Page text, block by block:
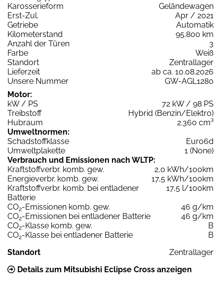
Karosserieform
Geländewagen
Erst-Zul.
Apr / 2021
Getriebe
Automatik
Kilometerstand
95.800 km
Anzahl der Türen
3
Farbe
Weiß
Standort
Zentrallager
Lieferzeit
ab ca. 10.08.2026
Unsere Nummer
GW-AGL1280
Motor:
kW / PS
72 kW / 98 PS
Treibstoff
Hybrid (Benzin/Elektro)
Hubraum
2.360 cm³
Umweltnormen:
Schadstoffklasse
Euro6d
Umweltplakette
1 (None)
Verbrauch und Emissionen nach WLTP:
Kraftstoffverbr. komb. gew.
2,0 kWh/100km
Energieverbr. komb. gew.
17,5 kWh/100km
Kraftstoffverbr. komb. bei entladener
Batterie
17,5 l/100km
CO2-Emissionen komb. gew.
46 g/km
CO2-Emissionen bei entladener Batterie
46 g/km
CO2-Klasse komb. gew.
B
CO2-Klasse bei entladener Batterie
B
Standort
Zentrallager
Details zum Mitsubishi Eclipse Cross anzeigen